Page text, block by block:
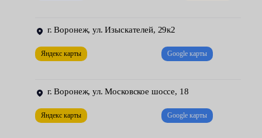
Зашкуривание.
Грунтовка.
г. Воронеж, ул. Изыскателей, 29к2
Яндекс карты Google карты
г. Воронеж, ул. Московское шоссе, 18
Яндекс карты Google карты